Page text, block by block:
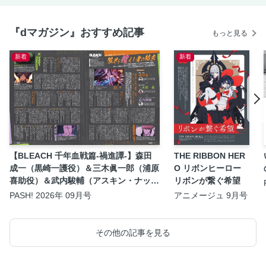
『dマガジン』おすすめ記事 もっと見る
新着
【BLEACH 千年血戦篇-禍進譚-】森田
成一（黒崎一護役）＆三木眞一郎（浦原
喜助役）＆武内駿輔（アスキン・ナック
ルヴァール役）座談会
PASH! 2026年 09月号
新着
THE RIBBON HER
O リボンヒーロー
リボンが繋ぐ希望
アニメージュ 9月号
その他の記事を見る